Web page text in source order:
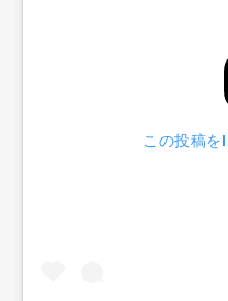
この投稿